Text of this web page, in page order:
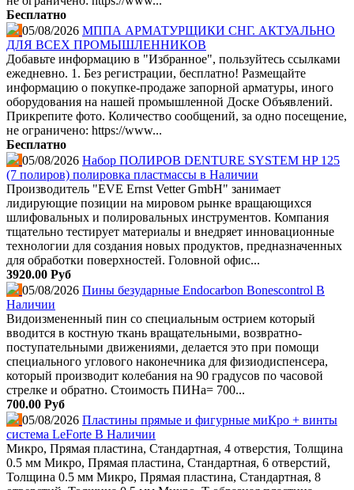
Бесплатно
05/08/2026 МППА АРМАТУРЩИКИ СНГ. АКТУАЛЬНО
ДЛЯ ВСЕХ ПРОМЫШЛЕННИКОВ
Добавьте информацию в "Избранное", пользуйтесь ссылками
ежедневно. 1. Без регистрации, бесплатно! Размещайте
информацию о покупке-продаже запорной арматуры, иного
оборудования на нашей промышленной Доске Объявлений.
Прикрепите фото. Количество сообщений, за одно посещение,
не ограничено: https://www...
Бесплатно
05/08/2026 Набор ПОЛИРОВ DENTURE SYSTEM HP 125
(7 полиров) полировка пластмассы в Наличии
Производитель "EVE Ernst Vetter GmbH" занимает
лидирующие позиции на мировом рынке вращающихся
шлифовальных и полировальных инструментов. Компания
тщательно тестирует материалы и внедряет инновационные
технологии для создания новых продуктов, предназначенных
для обработки поверхностей. Головной офис...
3920.00 Руб
05/08/2026 Пины безударные Endocarbon Bonescontrol В
Наличии
Видоизмененный пин со специальным острием который
вводится в костную ткань вращательными, возвратно-
поступательными движениями, делается это при помощи
специального углового наконечника для физиодиспенсера,
который производит колебания на 90 градусов по часовой
стрелке и обратно. Стоимость ПИНа= 700...
700.00 Руб
05/08/2026 Пластины прямые и фигурные миКро + винты
система LeForte В Наличии
Микро, Прямая пластина, Стандартная, 4 отверстия, Толщина
0.5 мм Микро, Прямая пластина, Стандартная, 6 отверстий,
Толщина 0.5 мм Микро, Прямая пластина, Стандартная, 8